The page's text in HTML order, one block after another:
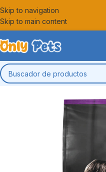
Skip to navigation
Skip to main content